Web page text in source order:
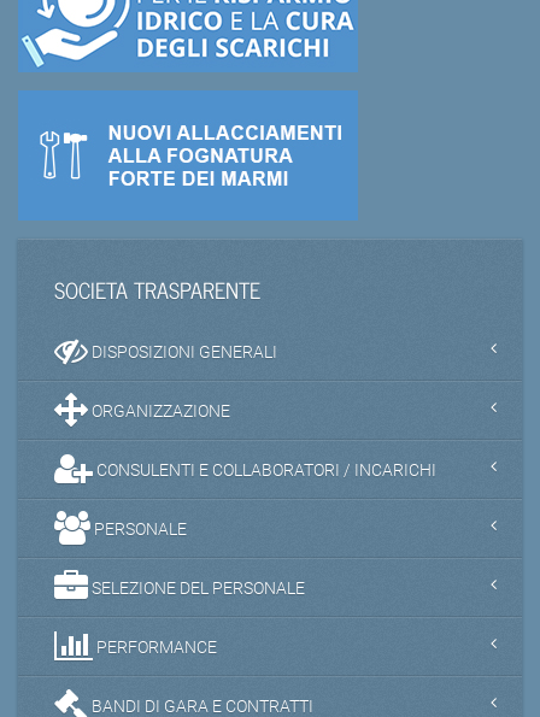
SOCIETA TRASPARENTE
DISPOSIZIONI GENERALI
ORGANIZZAZIONE
CONSULENTI E COLLABORATORI / INCARICHI
PERSONALE
SELEZIONE DEL PERSONALE
PERFORMANCE
BANDI DI GARA E CONTRATTI